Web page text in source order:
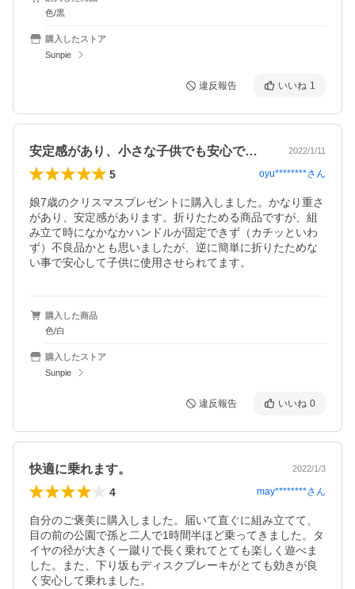
色/黒
購入したストア
Sunpie
違反報告 いいね 1
安定感があり、小さな子供でも安心です。 2022/1/11
5 oyu********さん
娘7歳のクリスマスプレゼントに購入しました。かなり重さ
があり、安定感があります。折りたためる商品ですが、組
み立て時になかなかハンドルが固定できず（カチッといわ
ず）不良品かとも思いましたが、逆に簡単に折りたためな
い事で安心して子供に使用させられてます。
購入した商品
色/白
購入したストア
Sunpie
違反報告 いいね 0
快適に乗れます。 2022/1/3
4 may********さん
自分のご褒美に購入しました。届いて直ぐに組み立てて、
目の前の公園で孫と二人で1時間半ほど乗ってきました。タ
イヤの径が大きく一蹴りで長く乗れてとても楽しく遊べま
した。また、下り坂もディスクブレーキがとても効きが良
く安心して乗れました。